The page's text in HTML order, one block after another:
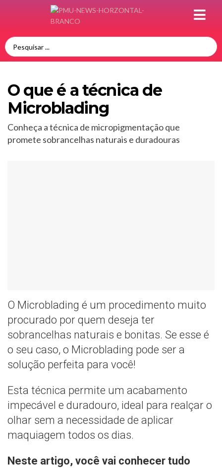
O que é a técnica de
Microblading
Conheça a técnica de micropigmentação que
promete sobrancelhas naturais e duradouras
O Microblading é um procedimento muito
procurado por quem deseja ter
sobrancelhas naturais e bonitas. Se esse é
o seu caso, o Microblading pode ser a
solução perfeita para você!
Esta técnica permite um acabamento
impecável e duradouro, ideal para realçar o
olhar sem a necessidade de aplicar
maquiagem todos os dias.
Neste artigo, você vai conhecer tudo